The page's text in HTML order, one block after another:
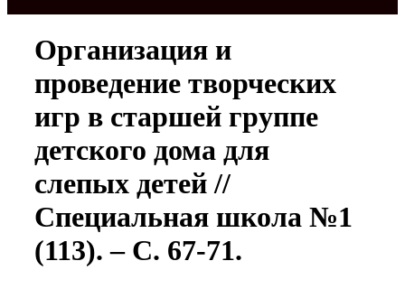
Организация и
проведение творческих
игр в старшей группе
детского дома для
слепых детей //
Специальная школа №1
(113). – С. 67-71.